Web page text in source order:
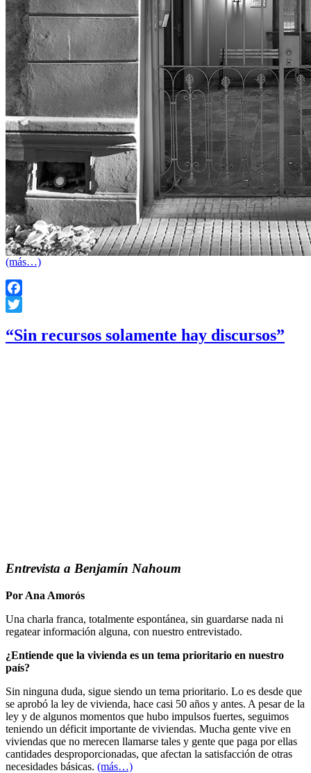
(más…)
Facebook
“Sin recursos solamente hay discursos”
Entrevista a Benjamín Nahoum
Por Ana Amorós
Una charla franca, totalmente espontánea, sin guardarse nada ni
regatear información alguna, con nuestro entrevistado.
¿Entiende que la vivienda es un tema prioritario en nuestro
país?
Sin ninguna duda, sigue siendo un tema prioritario. Lo es desde que
se aprobó la ley de vivienda, hace casi 50 años y antes. A pesar de la
ley y de algunos momentos que hubo impulsos fuertes, seguimos
teniendo un déficit importante de viviendas. Mucha gente vive en
viviendas que no merecen llamarse tales y gente que paga por ellas
cantidades desproporcionadas, que afectan la satisfacción de otras
necesidades básicas. (más…)